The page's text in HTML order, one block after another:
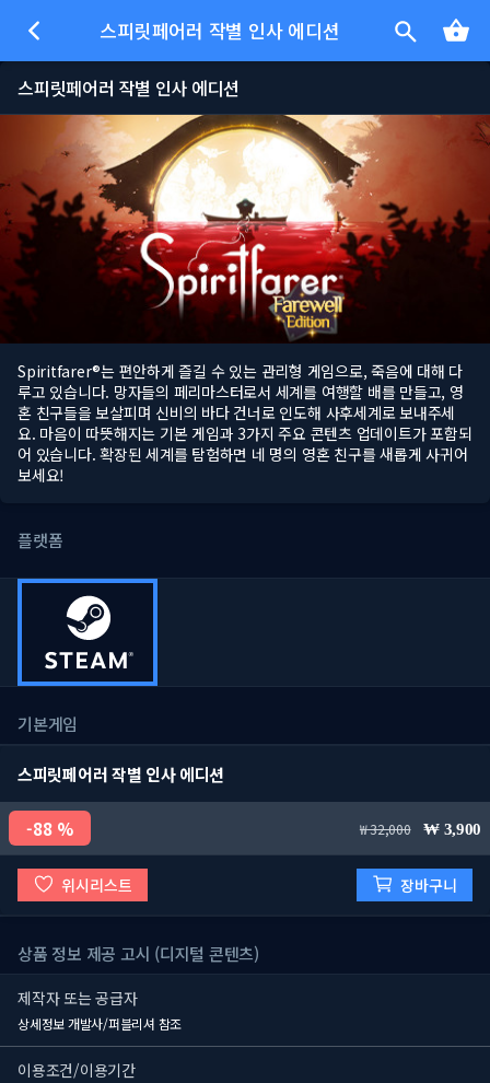
스피릿페어러 작별 인사 에디션
스피릿페어러 작별 인사 에디션
Spiritfarer®는 편안하게 즐길 수 있는 관리형 게임으로, 죽음에 대해 다
루고 있습니다. 망자들의 페리마스터로서 세계를 여행할 배를 만들고, 영
혼 친구들을 보살피며 신비의 바다 건너로 인도해 사후세계로 보내주세
요. 마음이 따뜻해지는 기본 게임과 3가지 주요 콘텐츠 업데이트가 포함되
어 있습니다. 확장된 세계를 탐험하면 네 명의 영혼 친구를 새롭게 사귀어
보세요!
플랫폼
기본게임
스피릿페어러 작별 인사 에디션
88 % 32,000 3,900
위시리스트 장바구니
상품 정보 제공 고시 (디지털 콘텐츠)
제작자 또는 공급자
상세정보 개발사/퍼블리셔 참조
이용조건/이용기간